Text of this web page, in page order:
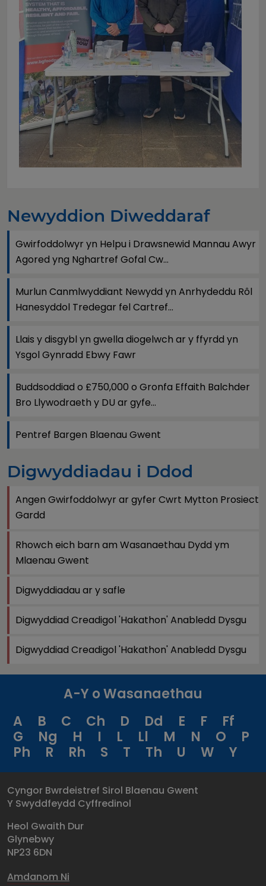
Newyddion Diweddaraf
Gwirfoddolwyr yn Helpu i Drawsnewid Mannau Awyr
Agored yng Nghartref Gofal Cw...
Murlun Canmlwyddiant Newydd yn Anrhydeddu Rôl
Hanesyddol Tredegar fel Cartref...
Llais y disgybl yn gwella diogelwch ar y ffyrdd yn
Ysgol Gynradd Ebwy Fawr
Buddsoddiad o £750,000 o Gronfa Effaith Balchder
Bro Llywodraeth y DU ar gyfe...
Pentref Bargen Blaenau Gwent
Digwyddiadau i Ddod
Angen Gwirfoddolwyr ar gyfer Cwrt Mytton Prosiect
Gardd
Rhowch eich barn am Wasanaethau Dydd ym
Mlaenau Gwent
Digwyddiadau ar y safle
Digwyddiad Creadigol 'Hakathon' Anabledd Dysgu
Digwyddiad Creadigol 'Hakathon' Anabledd Dysgu
A-Y o Wasanaethau
A
B C Ch D Dd E F
Ff
G
Ng H I L Ll M N O
P
Ph
R Rh S T Th U W Y
Cyngor Bwrdeistref Sirol Blaenau Gwent
Y Swyddfeydd Cyffredinol
Heol Gwaith Dur
Glynebwy
NP23 6DN
Amdanom Ni